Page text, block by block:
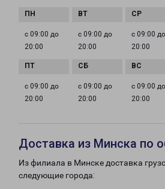
с 09:00 до
20:00
с 09:00 до
20:00
с 09:00 до
20:00
с 09:00 до
20:00
с 09:00 до
20:00
с 09:00 до
20:00
Доставка из Минска по
Из филиала в Минске доставка
следующие города: